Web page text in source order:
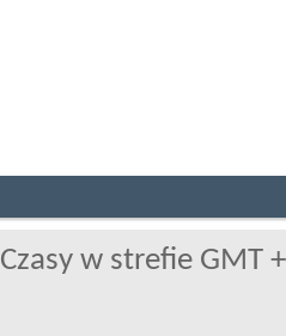
Czasy w strefie GMT